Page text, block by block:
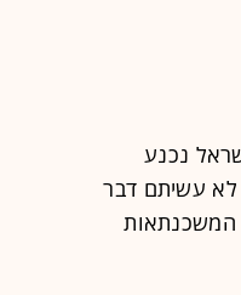
נכנע
לא עשיתם דבר
המשכנתאות